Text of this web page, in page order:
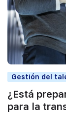
Gestión del
¿Está
para la